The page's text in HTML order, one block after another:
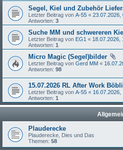
Segel, Kiel und Zubehör
Letzter Beitrag von A-55 « 23.07.2026,
Antworten: 3
Suche MM und schwereren
Letzter Beitrag von EG1 « 18.07.2026,
Antworten: 1
Micro Magic (Segel)bilder
Letzter Beitrag von Gerd MM «
Antworten: 98
15.07.2026 RL After Work
Letzter Beitrag von A-55 « 16.07.2026,
Antworten: 1
Plauderecke
Plauderecke, Dies und Das
Themen: 58